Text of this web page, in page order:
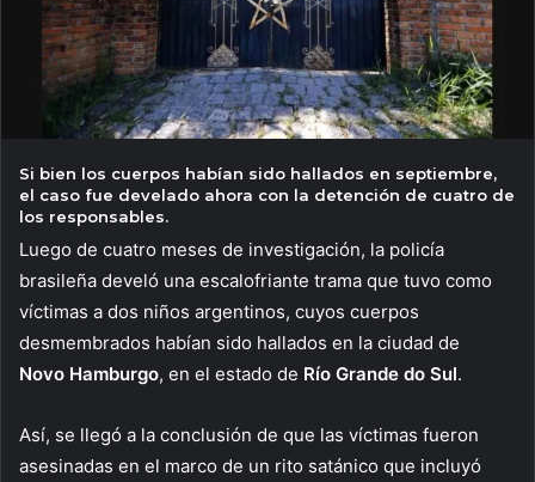
Si bien los cuerpos habían sido hallados en septiembre,
el caso fue develado ahora con la detención de cuatro de
los responsables.
Luego de cuatro meses de investigación, la policía
brasileña develó una escalofriante trama que tuvo como
víctimas a dos niños argentinos, cuyos cuerpos
desmembrados habían sido hallados en la ciudad de
Novo Hamburgo, en el estado de Río Grande do Sul.
Así, se llegó a la conclusión de que las víctimas fueron
asesinadas en el marco de un rito satánico que incluyó